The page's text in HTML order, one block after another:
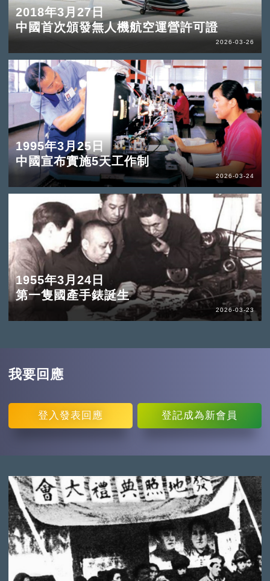
2018年3月27日
中國首次頒發無人機航空運營許可證
2026-03-26
1995年3月25日
中國宣布實施5天工作制
2026-03-24
1955年3月24日
第一隻國產手錶誕生
2026-03-23
我要回應
登入 發表回應 登記成為新會員